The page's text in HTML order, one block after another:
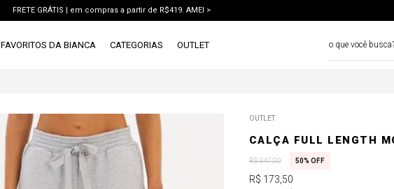
FRETE GRÁTIS | em compras a partir de R$419. AMEI >
FAVORITOS DA BIANCA CATEGORIAS OUTLET
OUTLET
CALÇA FULL LENGTH
R$347,00 50% OFF
R$ 173 50
1
vestido
blusa
calca jeans